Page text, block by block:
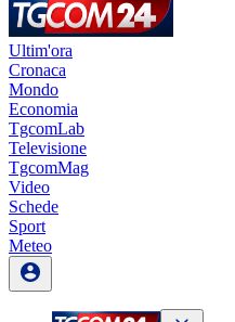
Ultim'ora
Cronaca
Mondo
Economia
TgcomLab
Televisione
TgcomMag
Video
Schede
Sport
Meteo